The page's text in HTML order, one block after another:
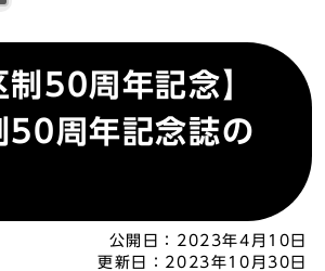
制50周年記念】
50周年記念誌の
公開日： 2023年4月10日
更新日： 2023年10月30日